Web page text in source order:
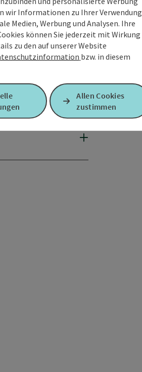
wir Informationen zu Ihrer Verwendung
Medien, Werbung und Analysen. Ihre
können Sie jederzeit mit Wirkung
zu den auf unserer Website
bzw. in diesem
Allen Cookies
zustimmen